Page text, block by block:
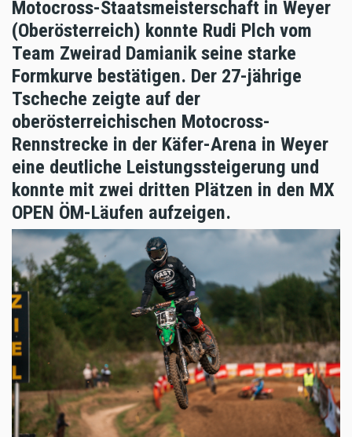
Motocross-Staatsmeisterschaft in Weyer
(Oberösterreich) konnte Rudi Plch vom
Team Zweirad Damianik seine starke
Formkurve bestätigen. Der 27-jährige
Tscheche zeigte auf der
oberösterreichischen Motocross-
Rennstrecke in der Käfer-Arena in Weyer
eine deutliche Leistungssteigerung und
konnte mit zwei dritten Plätzen in den MX
OPEN ÖM-Läufen aufzeigen.